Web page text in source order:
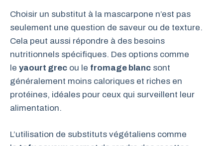
Choisir un substitut à la mascarpone n’est pas
seulement une question de saveur ou de texture.
Cela peut aussi répondre à des besoins
nutritionnels spécifiques. Des options comme
le yaourt grec ou le fromage blanc sont
généralement moins caloriques et riches en
protéines, idéales pour ceux qui surveillent leur
alimentation.
L’utilisation de substituts végétaliens comme